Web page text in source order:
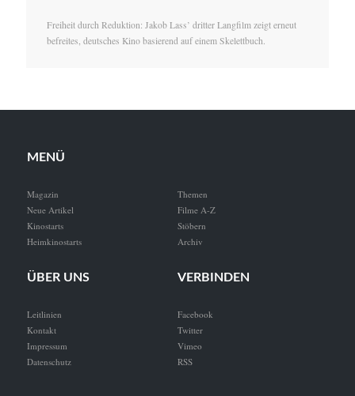
Freiheit durch Reduktion: Jakob Lass’ dritter Langfilm zeigt erneut
befreites, deutsches Kino basierend auf einem Skelettbuch.
MENÜ
Magazin
Neue Artikel
Kinostarts
Heimkinostarts
Themen
Filme A-Z
Stöbern
Archiv
ÜBER UNS
Leitlinien
Kontakt
Impressum
Datenschutz
VERBINDEN
Facebook
Twitter
Vimeo
RSS